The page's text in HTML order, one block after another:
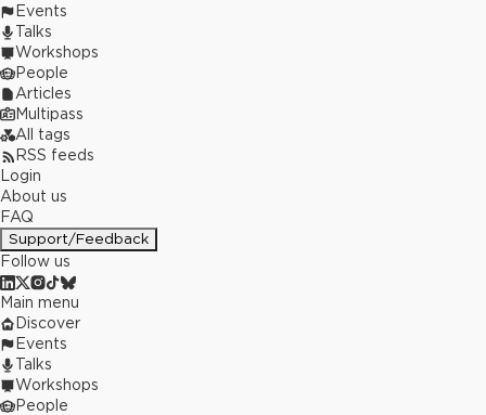
Events
Talks
Workshops
People
Articles
Multipass
All tags
RSS feeds
Login
About us
FAQ
Support/Feedback
Follow us
Main menu
Discover
Events
Talks
Workshops
People